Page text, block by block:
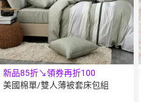
新品85折↘領券再折100
美國棉單/雙人薄被套床包組